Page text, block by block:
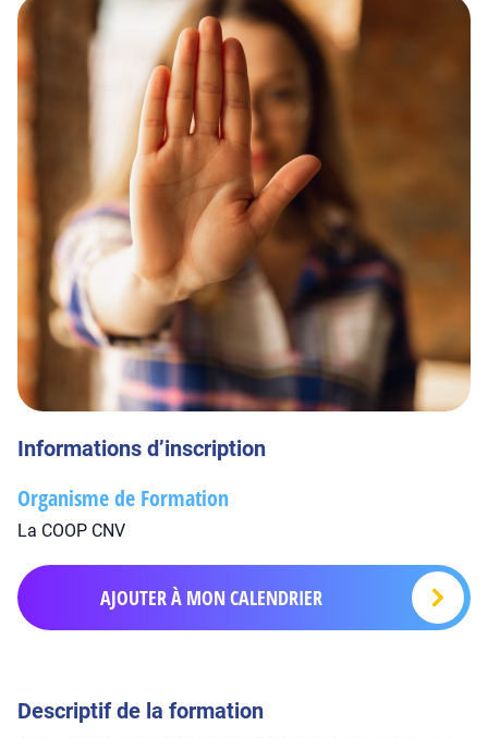
Informations d’inscription
Organisme de Formation
La COOP CNV
AJOUTER À MON CALENDRIER
Descriptif de la formation